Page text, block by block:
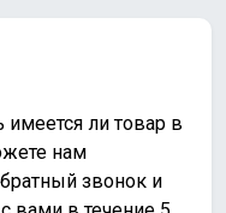
имеется ли товар в
нам
звонок и